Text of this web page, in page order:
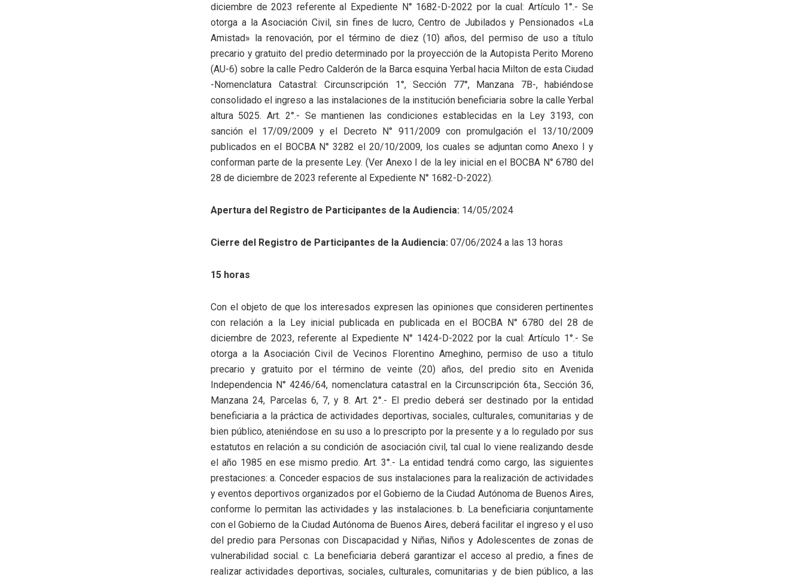
diciembre de 2023 referente al Expediente N° 1682-D-2022 por la cual: Artículo 1°.- Se
otorga a la Asociación Civil, sin fines de lucro, Centro de Jubilados y Pensionados «La
Amistad» la renovación, por el término de diez (10) años, del permiso de uso a título
precario y gratuito del predio determinado por la proyección de la Autopista Perito Moreno
(AU-6) sobre la calle Pedro Calderón de la Barca esquina Yerbal hacia Milton de esta Ciudad
-Nomenclatura Catastral: Circunscripción 1°, Sección 77°, Manzana 7B-, habiéndose
consolidado el ingreso a las instalaciones de la institución beneficiaria sobre la calle Yerbal
altura 5025. Art. 2°.- Se mantienen las condiciones establecidas en la Ley 3193, con
sanción el 17/09/2009 y el Decreto N° 911/2009 con promulgación el 13/10/2009
publicados en el BOCBA N° 3282 el 20/10/2009, los cuales se adjuntan como Anexo I y
conforman parte de la presente Ley. (Ver Anexo I de la ley inicial en el BOCBA N° 6780 del
28 de diciembre de 2023 referente al Expediente N° 1682-D-2022).
Apertura del Registro de Participantes de la Audiencia: 14/05/2024
Cierre del Registro de Participantes de la Audiencia: 07/06/2024 a las 13 horas
15 horas
Con el objeto de que los interesados expresen las opiniones que consideren pertinentes
con relación a la Ley inicial publicada en publicada en el BOCBA N° 6780 del 28 de
diciembre de 2023, referente al Expediente N° 1424-D-2022 por la cual: Artículo 1°.- Se
otorga a la Asociación Civil de Vecinos Florentino Ameghino, permiso de uso a titulo
precario y gratuito por el término de veinte (20) años, del predio sito en Avenida
Independencia N° 4246/64, nomenclatura catastral en la Circunscripción 6ta., Sección 36,
Manzana 24, Parcelas 6, 7, y 8. Art. 2°.- El predio deberá ser destinado por la entidad
beneficiaria a la práctica de actividades deportivas, sociales, culturales, comunitarias y de
bien público, ateniéndose en su uso a lo prescripto por la presente y a lo regulado por sus
estatutos en relación a su condición de asociación civil, tal cual lo viene realizando desde
el año 1985 en ese mismo predio. Art. 3°.- La entidad tendrá como cargo, las siguientes
prestaciones: a. Conceder espacios de sus instalaciones para la realización de actividades
y eventos deportivos organizados por el Gobierno de la Ciudad Autónoma de Buenos Aires,
conforme lo permitan las actividades y las instalaciones. b. La beneficiaria conjuntamente
con el Gobierno de la Ciudad Autónoma de Buenos Aires, deberá facilitar el ingreso y el uso
del predio para Personas con Discapacidad y Niñas, Niños y Adolescentes de zonas de
vulnerabilidad social. c. La beneficiaria deberá garantizar el acceso al predio, a fines de
realizar actividades deportivas, sociales, culturales, comunitarias y de bien público, a las